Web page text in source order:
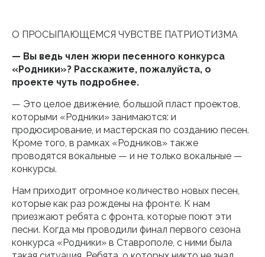
О ПРОСЫПАЮЩЕМСЯ ЧУВСТВЕ ПАТРИОТИЗМА
— Вы ведь член жюри песенного конкурса
«Родники»? Расскажите, пожалуйста, о
проекте чуть подробнее.
— Это целое движение, большой пласт проектов,
которыми «Родники» занимаются: и
продюсирование, и мастерская по созданию песен.
Кроме того, в рамках «Родников» также
проводятся вокальные — и не только вокальные —
конкурсы.
Нам приходит огромное количество новых песен,
которые как раз рождены на фронте. К нам
приезжают ребята с фронта, которые поют эти
песни. Когда мы проводили финал первого сезона
конкурса «Родники» в Ставрополе, с ними была